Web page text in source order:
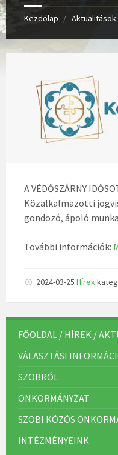
Kezdőlap Aktualitások:
A VÉDŐSZÁRNY
Közalkalmazotti
gondozó, ápoló
További információk:
2024-03-25 Hírek
FŐOLDAL / HÍREK /
VÁLASZTÁSI
SZOBRÓL
ÖNKORMÁNYZAT
SZOBI KÖZÖS
INTÉZMÉNYEINK